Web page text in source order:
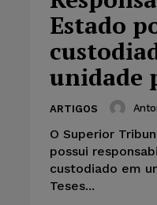
Estado
unidade
ARTIGOS
O Superior
possui
custodiado em
Teses...